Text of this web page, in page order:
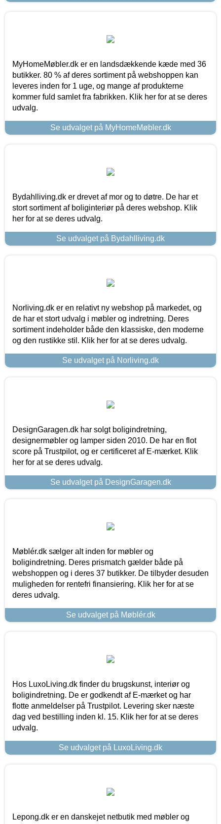
MyHomeMøbler.dk er en landsdækkende kæde med 36
butikker. 80 % af deres sortiment på webshoppen kan
leveres inden for 1 uge, og mange af produkterne
kommer fuld samlet fra fabrikken. Klik her for at se deres
udvalg.
Se udvalget på MyHomeMøbler.dk
Bydahlliving.dk er drevet af mor og to døtre. De har et
stort sortiment af boliginteriør på deres webshop. Klik
her for at se deres udvalg.
Se udvalget på Bydahlliving.dk
Norliving.dk er en relativt ny webshop på markedet, og
de har et stort udvalg i møbler og indretning. Deres
sortiment indeholder både den klassiske, den moderne
og den rustikke stil. Klik her for at se deres udvalg.
Se udvalget på Norliving.dk
DesignGaragen.dk har solgt boligindretning,
designermøbler og lamper siden 2010. De har en flot
score på Trustpilot, og er certificeret af E-mærket. Klik
her for at se deres udvalg.
Se udvalget på DesignGaragen.dk
Møblér.dk sælger alt inden for møbler og
boligindretning. Deres prismatch gælder både på
webshoppen og i deres 37 butikker. De tilbyder desuden
muligheden for rentefri finansiering. Klik her for at se
deres udvalg.
Se udvalget på Møblér.dk
Hos LuxoLiving.dk finder du brugskunst, interiør og
boligindretning. De er godkendt af E-mærket og har
flotte anmeldelser på Trustpilot. Levering sker næste
dag ved bestilling inden kl. 15. Klik her for at se deres
udvalg.
Se udvalget på LuxoLiving.dk
Lepong.dk er en danskejet netbutik med møbler og